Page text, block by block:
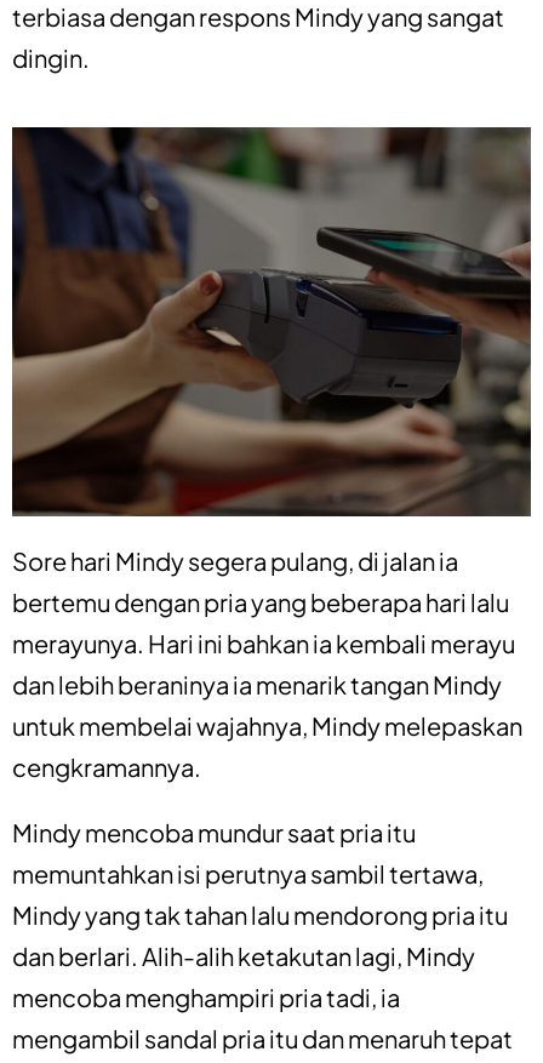
terbiasa dengan respons Mindy yang sangat
dingin.
Sore hari Mindy segera pulang, di jalan ia
bertemu dengan pria yang beberapa hari lalu
merayunya. Hari ini bahkan ia kembali merayu
dan lebih beraninya ia menarik tangan Mindy
untuk membelai wajahnya, Mindy melepaskan
cengkramannya.
Mindy mencoba mundur saat pria itu
memuntahkan isi perutnya sambil tertawa,
Mindy yang tak tahan lalu mendorong pria itu
dan berlari. Alih-alih ketakutan lagi, Mindy
mencoba menghampiri pria tadi, ia
mengambil sandal pria itu dan menaruh tepat